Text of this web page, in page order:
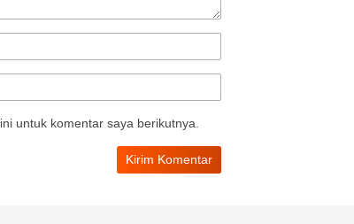
untuk komentar saya berikutnya.